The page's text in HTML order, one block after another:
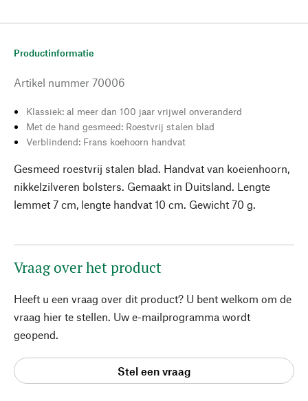
Productinformatie
Artikel nummer 70006
Klassiek: al meer dan 100 jaar vrijwel onveranderd
Met de hand gesmeed: Roestvrij stalen blad
Verblindend: Frans koehoorn handvat
Gesmeed roestvrij stalen blad. Handvat van koeienhoorn,
nikkelzilveren bolsters. Gemaakt in Duitsland. Lengte
lemmet 7 cm, lengte handvat 10 cm. Gewicht 70 g.
Vraag over het product
Heeft u een vraag over dit product? U bent welkom om de
vraag hier te stellen. Uw e-mailprogramma wordt
geopend.
Stel een vraag